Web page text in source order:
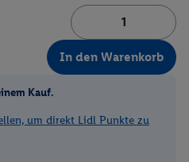
In den Warenkorb
Kauf.
um direkt Lidl Punkte zu